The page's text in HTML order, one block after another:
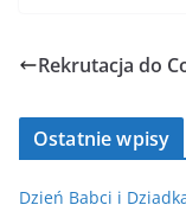
Rekrutacja do
Ostatnie wpisy
Dzień Babci i